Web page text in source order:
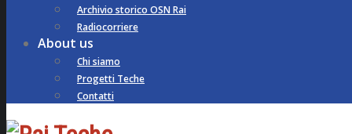
Archivio storico OSN Rai
Radiocorriere
About us
Chi siamo
Progetti Teche
Contatti